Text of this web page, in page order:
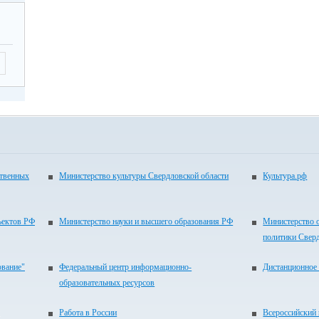
Министерство культуры Свердловской области Культура.рф
РФ
Министерство науки и высшего образования РФ
Министерство
политики
Федеральный центр информационно-
образовательных ресурсов
Работа в России